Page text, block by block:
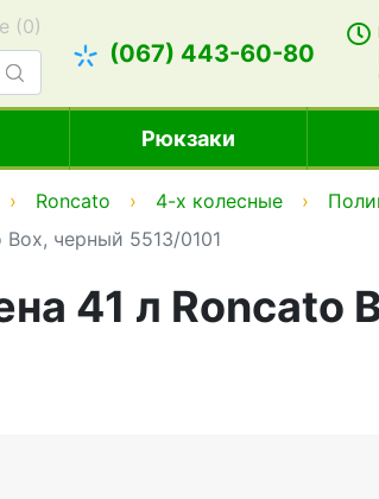
(0)
(067) 443-60-80
Рюкзаки
Roncato 4-х колесные
черный 5513/0101
41 л Roncato